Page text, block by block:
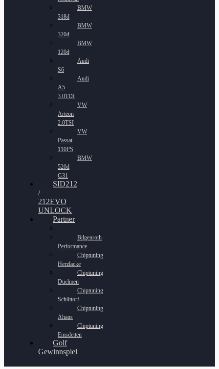
BMW
318d
BMW
320d
BMW
120d
Audi
S6
Audi
A5
3.0TDI
VW
Arteon
2.0TSI
VW
Passat
110PS
BMW
520d
G31
SID212
/
212EVO
UNLOCK
Partner
Bilgenroth
Performance
Chiptuning
Herzlacke
Chiptuning
Duelmen
Chiptuning
Schüttorf
Chiptuning
Ahaus
Chiptuning
Emsdetten
Golf
Gewinnspiel